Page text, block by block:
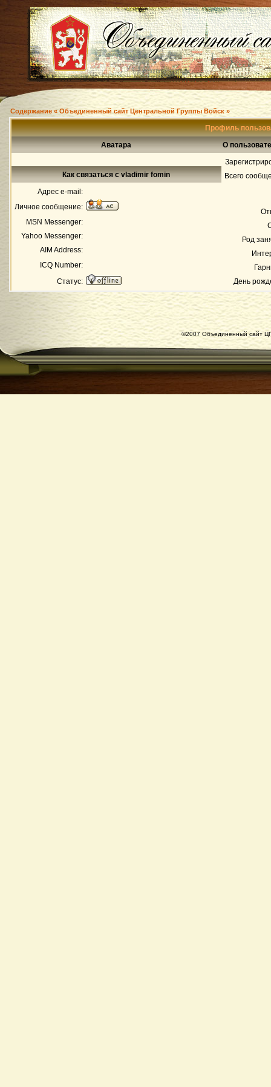
Содержание « Объединенный сайт Центральной Группы Войск »
Профиль
Аватара
О
Всего
Род
День
Как связаться с vladimir fomin
Адрес e-mail:
Личное сообщение:
MSN Messenger:
Yahoo Messenger:
AIM Address:
ICQ Number:
Статус:
©2007 Объединенный сайт